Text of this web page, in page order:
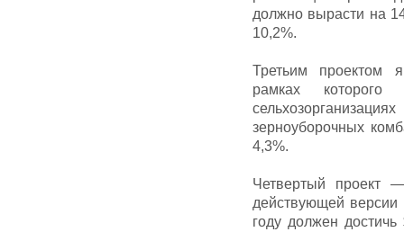
должно вырасти на
10,2%.
Третьим проектом
рамках которого
зерноуборочных
4,3%.
Четвертый проект
действующей
году должен